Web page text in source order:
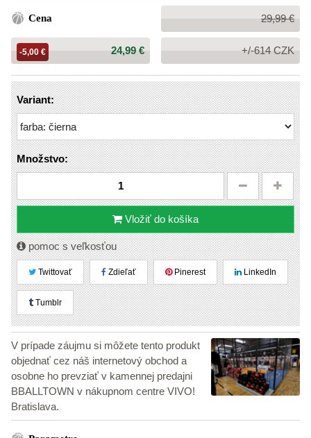
Cena
Bežná
cena:
29,99 €
Cena:
24,99 €
-5,00 € +/-614 CZK
Variant:
Množstvo:
Vložiť do košíka
pomoc s veľkosťou
Twittovať Zdieľať Pinerest LinkedIn
Tumblr
V prípade záujmu si môžete tento produkt
objednať cez náš internetový obchod a
osobne ho prevziať v kamennej predajni
BBALLTOWN v nákupnom centre VIVO!
Bratislava.